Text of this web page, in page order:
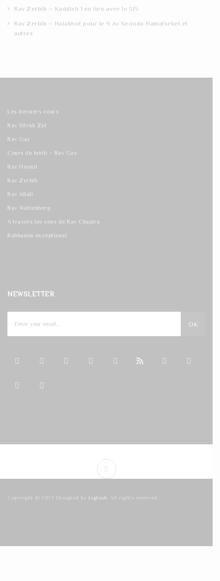
Rav Zerbib – Kaddish 1 en lien avec le 515
Rav Zerbib – Halakhot pour le 9 Av Seouda Hamafseket et
autres
Les derniers cours
Rav Sitruk Zal
Rav Gay
Cours du lundi – Rav Gay
Rav Haouzi
Rav Zerbib
Rav Allali
Rav Wattenberg
A travers les yeux de Rav Chapira
Rabbanim exceptional
NEWSLETTER
OK
Copyright © 2017 Designed by Liglosh . All rights reserved.